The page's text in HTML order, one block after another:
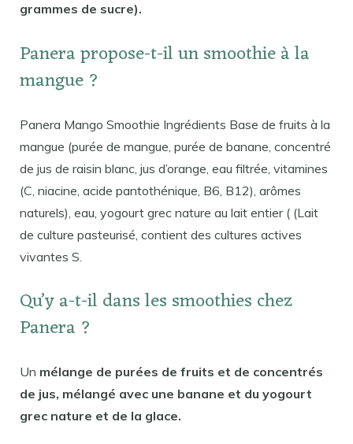
grammes de sucre).
Panera propose-t-il un smoothie à la
mangue ?
Panera Mango Smoothie Ingrédients Base de fruits à la
mangue (purée de mangue, purée de banane, concentré
de jus de raisin blanc, jus d’orange, eau filtrée, vitamines
(C, niacine, acide pantothénique, B6, B12), arômes
naturels), eau, yogourt grec nature au lait entier ( (Lait
de culture pasteurisé, contient des cultures actives
vivantes S.
Qu’y a-t-il dans les smoothies chez
Panera ?
Un mélange de purées de fruits et de concentrés
de jus, mélangé avec une banane et du yogourt
grec nature et de la glace.